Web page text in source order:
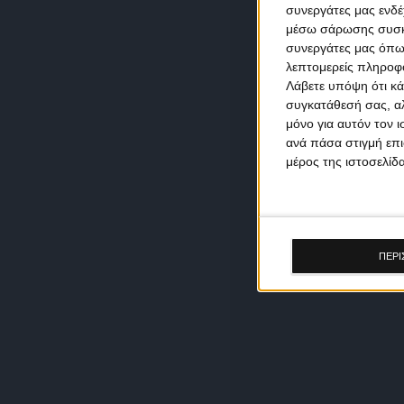
συνεργάτες μας
μέσω σάρωσης
συνεργάτες μας
λεπτομερείς
Λάβετε υπόψη ότι
συγκατάθεσή σας,
μόνο για αυτόν τον
ανά πάσα στιγμή
μέρος της